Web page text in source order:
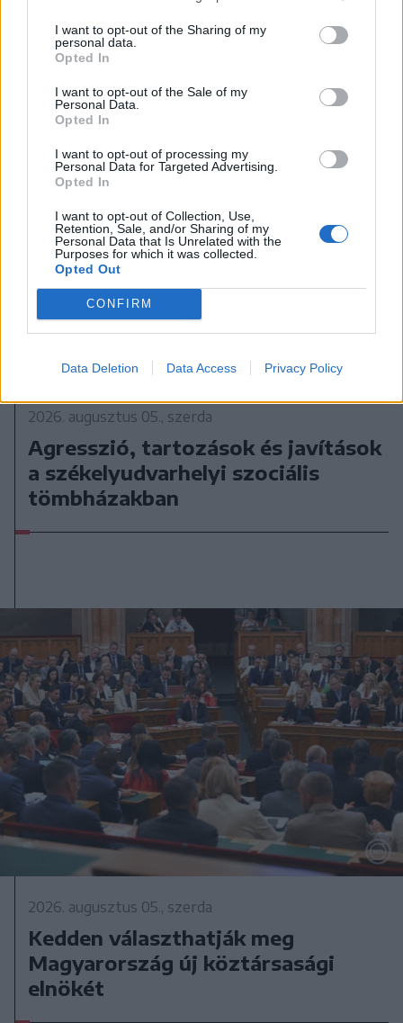
I want to opt-out of the Sharing of my
personal data.
Opted In
I want to opt-out of the Sale of my
Personal Data.
Opted In
I want to opt-out of processing my
Personal Data for Targeted Advertising.
Opted In
I want to opt-out of Collection, Use,
Retention, Sale, and/or Sharing of my
Personal Data that Is Unrelated with the
Purposes for which it was collected.
Opted Out
CONFIRM
Data Deletion Data Access Privacy Policy
A rovat további cikkei
2026. augusztus 05., szerda
Agresszió, tartozások és javítások
a székelyudvarhelyi szociális
tömbházakban
2026. augusztus 05., szerda
Kedden választhatják meg
Magyarország új köztársasági
elnökét